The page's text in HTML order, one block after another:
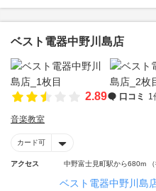
ベスト電器中野川島店
2.89 口コミ 1
音楽教室
カード可
アクセス 中野富士見町駅から680m （
ベスト電器中野川島